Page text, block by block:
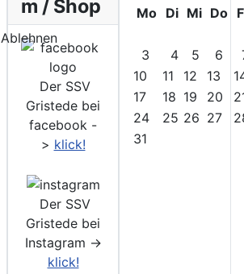
m / Shop
Der SSV
Gristede bei
facebook -
> klick!
Der SSV
Gristede bei
Instagram ->
klick!
Mo Di Mi Do
3 4 5 6
10
11 12 13
17
18 19 20
24
25 26 27
31
Ablehnen